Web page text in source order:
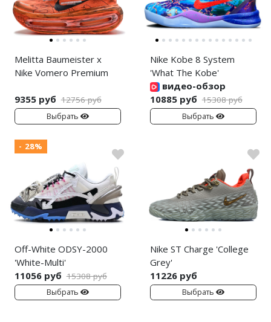
Melitta Baumeister x
Nike Vomero Premium
9355 руб 12756 руб
Выбрать
Nike Kobe 8 System
'What The Kobe'
видео-обзор
10885 руб 15308 руб
Выбрать
- 28%
Off-White ODSY-2000
'White-Multi'
11056 руб 15308 руб
Выбрать
Nike ST Charge 'College
Grey'
11226 руб
Выбрать